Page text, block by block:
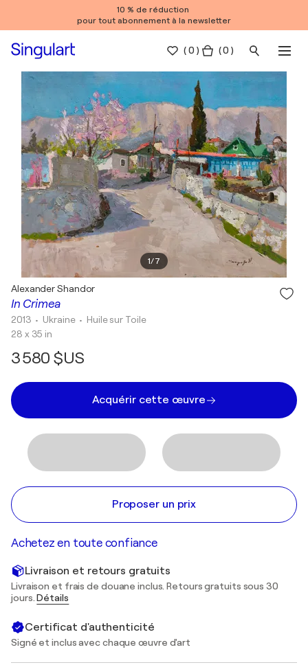
10 % de réduction
pour tout abonnement à la newsletter
(0 ) ( 0 )
1/7
In Crimea
Alexander Shandor
2013 • Ukraine • Huile sur Toile
28 x 35 in
3 580 $US
Acquérir cette œuvre
Proposer un prix
Achetez en toute confiance
Livraison et retours gratuits
Livraison et frais de douane inclus. Retours gratuits sous 30
jours.Détails
Certificat d'authenticité
Signé et inclus avec chaque œuvre d'art